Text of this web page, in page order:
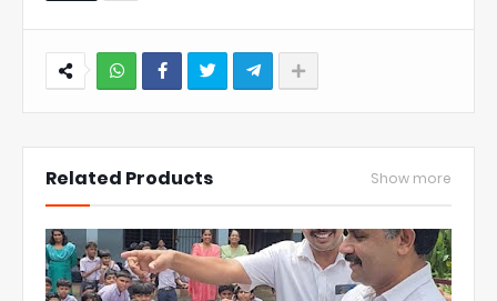
Related Products Show more